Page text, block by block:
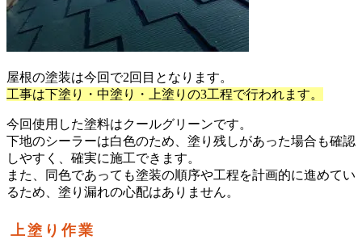
屋根の塗装は今回で2回目となります。
工事は下塗り・中塗り・上塗りの3工程で行われます。
今回使用した塗料はクールグリーンです。
下地のシーラーは白色のため、塗り残しがあった場合も確認
しやすく、確実に施工できます。
また、同色であっても塗装の順序や工程を計画的に進めてい
るため、塗り漏れの心配はありません。
上塗り作業